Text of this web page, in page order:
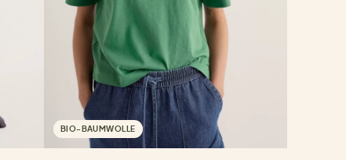
BIO-BAUMWOLLE